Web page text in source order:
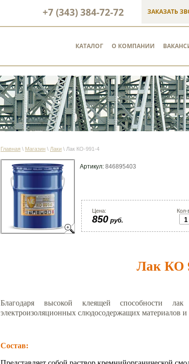
+7 (343) 384-72-72 ЗАКАЗАТЬ
КАТАЛОГ О КОМПАНИИ
Главная \ Магазин \ Лаки \ Лак КО-991-4
Артикул: 846895403
Кол-
Цена:
850 руб.
Лак КО
Благодаря высокой клеящей способности
электроизоляционных слюдосодержащих материалов и
Состав: